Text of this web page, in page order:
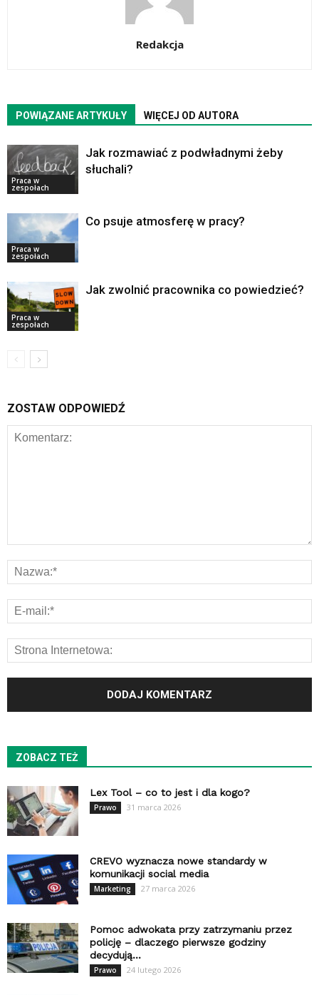
Redakcja
POWIĄZANE ARTYKUŁY WIĘCEJ OD AUTORA
Praca w
zespołach
Jak rozmawiać z podwładnymi żeby
słuchali?
Praca w
zespołach
Co psuje atmosferę w pracy?
Praca w
zespołach
Jak zwolnić pracownika co powiedzieć?
ZOSTAW ODPOWIEDŹ
ZOBACZ TEŻ
Lex Tool – co to jest i dla kogo?
Prawo 31 marca 2026
CREVO wyznacza nowe standardy w
komunikacji social media
Marketing 27 marca 2026
Pomoc adwokata przy zatrzymaniu przez
policję – dlaczego pierwsze godziny
decydują...
Prawo 24 lutego 2026